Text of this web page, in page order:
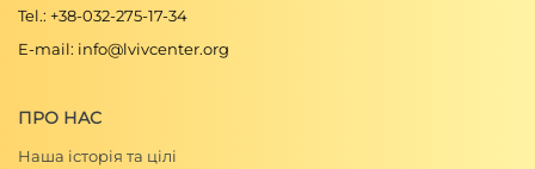
Tel.: +38-032-275-17-34
E-mail: info@lvivcenter.org
ПРО НАС
Наша історія та цілі